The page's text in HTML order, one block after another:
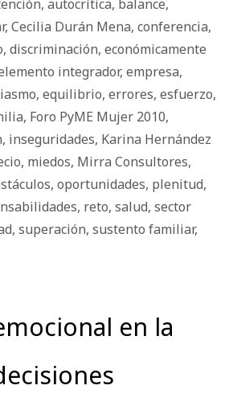
, autocrítica, balance,
, Cecilia Durán Mena, conferencia,
, discriminación, económicamente
integrador, empresa,
, equilibrio, errores, esfuerzo,
, Foro PyME Mujer 2010,
, inseguridades, Karina Hernández
, miedos, Mirra Consultores,
, oportunidades, plenitud,
, reto, salud, sector
, superación, sustento familiar,
en la